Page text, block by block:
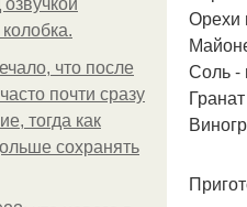
что после
почти сразу
тогда как
сохранять
Орехи
Соль -